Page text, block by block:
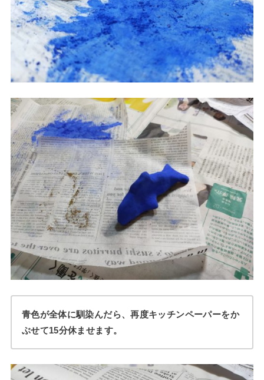
青色が全体に馴染んだら、再度キッチンペーパーをか
ぶせて15分休ませます。